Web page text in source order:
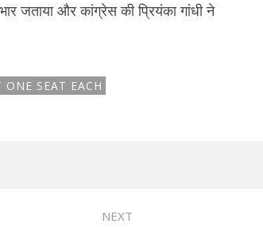
जताया और कांग्रेस की प्रियंका गांधी ने
ONE SEAT EACH
NEXT